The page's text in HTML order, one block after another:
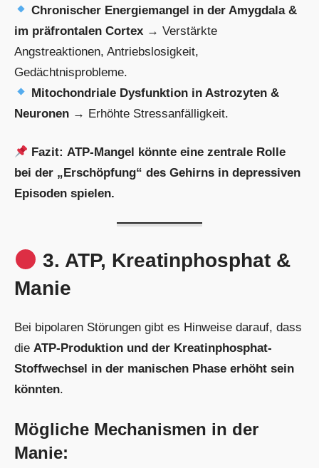
Chronischer Energiemangel in der Amygdala &
im präfrontalen Cortex → Verstärkte
Angstreaktionen, Antriebslosigkeit,
Gedächtnisprobleme.
Mitochondriale Dysfunktion in Astrozyten &
Neuronen → Erhöhte Stressanfälligkeit.
Fazit: ATP-Mangel könnte eine zentrale Rolle
bei der „Erschöpfung“ des Gehirns in depressiven
Episoden spielen.
3. ATP, Kreatinphosphat &
Manie
Bei bipolaren Störungen gibt es Hinweise darauf, dass
die ATP-Produktion und der Kreatinphosphat-
Stoffwechsel in der manischen Phase erhöht sein
könnten.
Mögliche Mechanismen in der
Manie: